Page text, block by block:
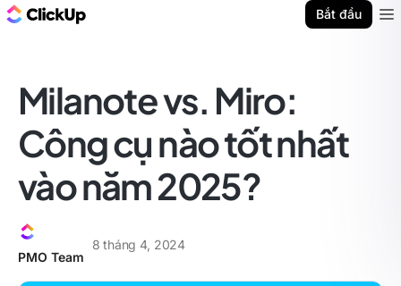
Bắt đầu
Milanote vs. Miro:
Công cụ nào tốt nhất
vào năm 2025?
PMO Team
8 tháng 4, 2024